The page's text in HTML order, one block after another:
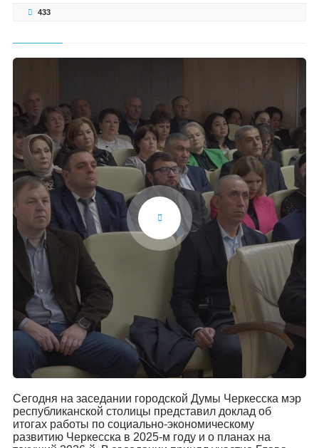
433
Сегодня на заседании городской Думы Черкесска мэр
республиканской столицы представил доклад об
итогах работы по социально-экономическому
развитию Черкесска в 2025-м году и о планах на